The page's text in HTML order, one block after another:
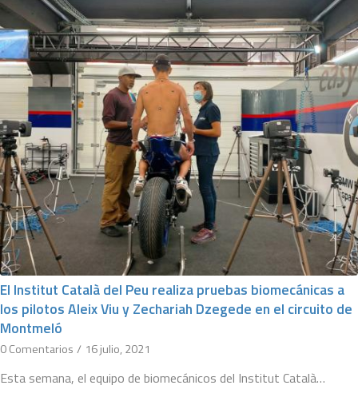
El Institut Català del Peu realiza pruebas biomecánicas a
los pilotos Aleix Viu y Zechariah Dzegede en el circuito de
Montmeló
0 Comentarios / 16 julio, 2021
Esta semana, el equipo de biomecánicos del Institut Català…